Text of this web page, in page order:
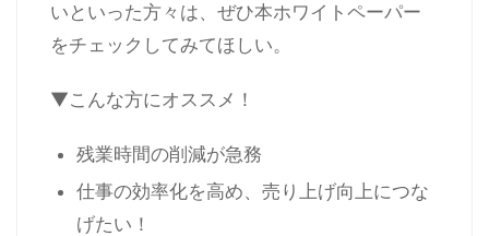
いといった方々は、ぜひ本ホワイトペーパー
をチェックしてみてほしい。
▼こんな方にオススメ！
残業時間の削減が急務
仕事の効率化を高め、売り上げ向上につな
げたい！